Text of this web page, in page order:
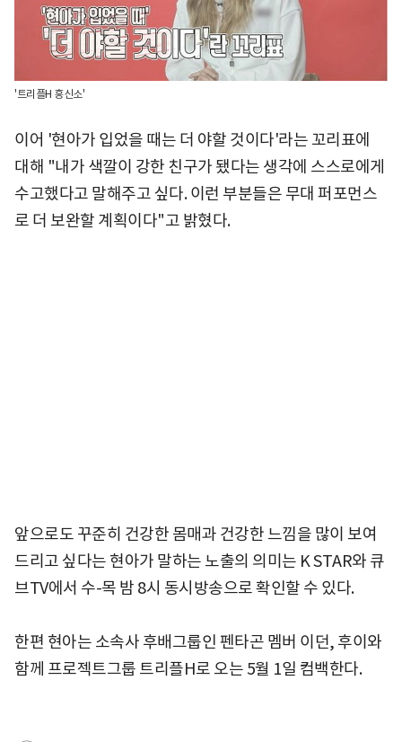
'트리플H 흥신소'
이어 '현아가 입었을 때는 더 야할 것이다'라는 꼬리표에
대해 "내가 색깔이 강한 친구가 됐다는 생각에 스스로에게
수고했다고 말해주고 싶다. 이런 부분들은 무대 퍼포먼스
로 더 보완할 계획이다"고 밝혔다.
앞으로도 꾸준히 건강한 몸매과 건강한 느낌을 많이 보여
드리고 싶다는 현아가 말하는 노출의 의미는 K STAR와 큐
브TV에서 수-목 밤 8시 동시방송으로 확인할 수 있다.
한편 현아는 소속사 후배그룹인 펜타곤 멤버 이던, 후이와
함께 프로젝트그룹 트리플H로 오는 5월 1일 컴백한다.